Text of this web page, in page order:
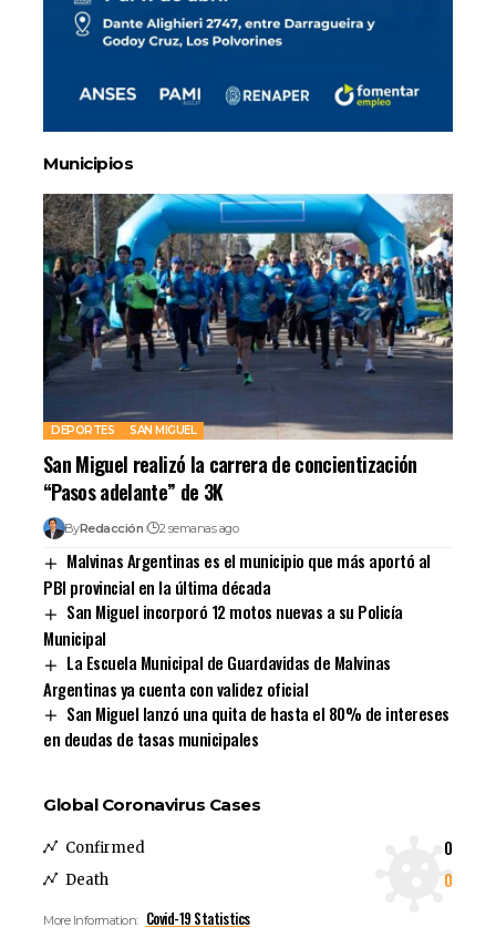
Municipios
DEPORTES SAN MIGUEL
San Miguel realizó la carrera de concientización
“Pasos adelante” de 3K
ByRedacción 2 semanas ago
Malvinas Argentinas es el municipio que más aportó al
PBI provincial en la última década
San Miguel incorporó 12 motos nuevas a su Policía
Municipal
La Escuela Municipal de Guardavidas de Malvinas
Argentinas ya cuenta con validez oficial
San Miguel lanzó una quita de hasta el 80% de intereses
en deudas de tasas municipales
Global Coronavirus Cases
Confirmed 0
Death 0
More Information: Covid-19 Statistics